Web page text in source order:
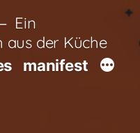
Ein
aus der Küche
manifest